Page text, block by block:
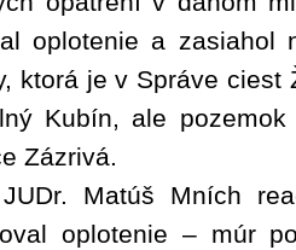
oplotenie a zasiahol
ktorá je v Správe ciest
Kubín, ale
Zázrivá.
Matúš Mních
oplotenie – múr